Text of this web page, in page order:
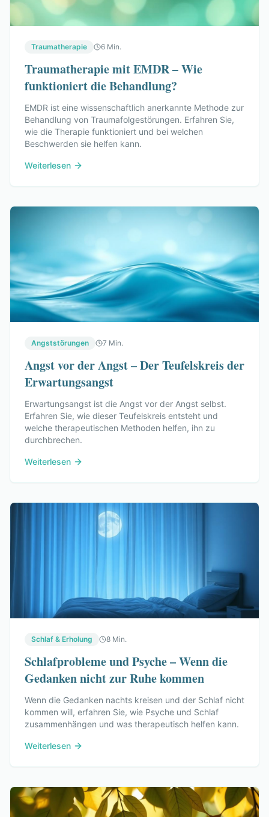
Traumatherapie 6 Min.
Traumatherapie mit EMDR – Wie
funktioniert die Behandlung?
EMDR ist eine wissenschaftlich anerkannte Methode zur
Behandlung von Traumafolgestörungen. Erfahren Sie,
wie die Therapie funktioniert und bei welchen
Beschwerden sie helfen kann.
Weiterlesen
Angststörungen 7 Min.
Angst vor der Angst – Der Teufelskreis der
Erwartungsangst
Erwartungsangst ist die Angst vor der Angst selbst.
Erfahren Sie, wie dieser Teufelskreis entsteht und
welche therapeutischen Methoden helfen, ihn zu
durchbrechen.
Weiterlesen
Schlaf & Erholung 8 Min.
Schlafprobleme und Psyche – Wenn die
Gedanken nicht zur Ruhe kommen
Wenn die Gedanken nachts kreisen und der Schlaf nicht
kommen will, erfahren Sie, wie Psyche und Schlaf
zusammenhängen und was therapeutisch helfen kann.
Weiterlesen